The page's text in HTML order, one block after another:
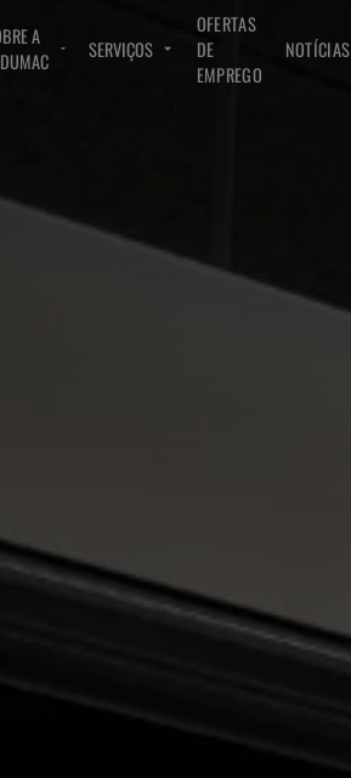
A
SERVIÇOS
OFERTAS
DE
EMPREGO
NOTÍCIAS